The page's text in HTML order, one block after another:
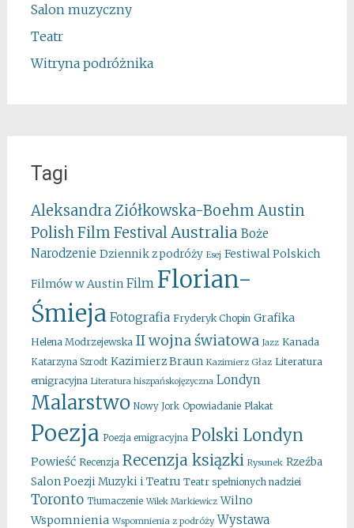
Salon muzyczny
Teatr
Witryna podróżnika
Tagi
Aleksandra Ziółkowska-Boehm Austin
Polish Film FestivalAustralia Boże
Narodzenie Dziennik z podróży Esej Festiwal Polskich
Filmów w Austin Film Florian-
Śmieja Fotografia Fryderyk Chopin Grafika
Helena Modrzejewska II wojna światowa Jazz Kanada
Katarzyna Szrodt Kazimierz Braun Kazimierz Głaz Literatura
emigracyjna Literatura hiszpańskojęzyczna Londyn
Malarstwo Nowy Jork Opowiadanie Plakat
Poezja Poezja emigracyjna Polski Londyn
Powieść Recenzja Recenzja ksiązki Rysunek Rzeźba
Salon Poezji Muzyki i Teatru Teatr spełnionych nadziei
Toronto Tłumaczenie Wilek Markiewicz Wilno
Wspomnienia Wspomnienia z podróży Wystawa